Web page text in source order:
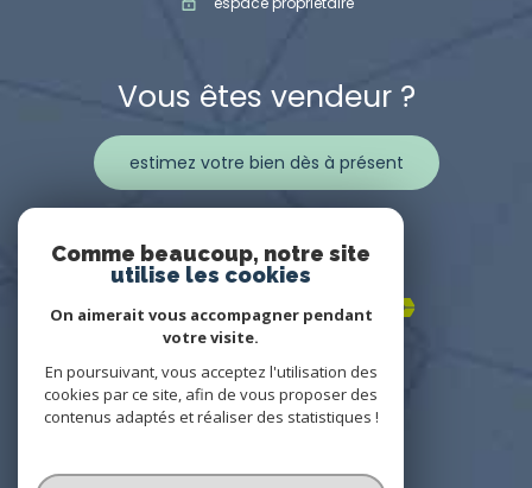
Vous êtes vendeur ?
estimez votre bien dès à présent
Adhérents
Comme beaucoup, notre site
utilise les cookies
On aimerait vous accompagner pendant
votre visite.
En poursuivant, vous acceptez l'utilisation des
cookies par ce site, afin de vous proposer des
contenus adaptés et réaliser des statistiques !